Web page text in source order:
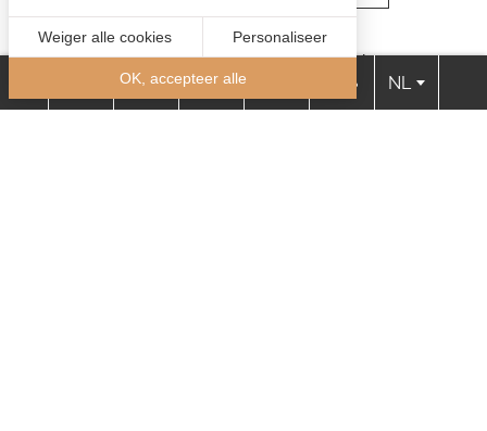
Onze kamers
Zet je koffers neer in een van onze 53 kamers.
Queensize bedden, airconditioning, fitnessruimte...
NL
Weiger alle cookies Personaliseer
OK, accepteer alle